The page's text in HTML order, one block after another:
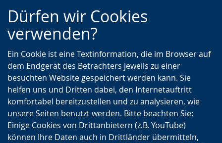
Zur
Hauptnavigation
Zur
Seitennavigation
Zum
Inhalt
Dürfen wir Cookies
verwenden?
Ein Cookie ist eine Textinformation, die im Browser auf
dem Endgerät des Betrachters jeweils zu einer
besuchten Website gespeichert werden kann. Sie
helfen uns und Dritten dabei, den Internetauftritt
komfortabel bereitzustellen und zu analysieren, wie
unsere Seiten benutzt werden. Bitte beachten Sie:
Einige Cookies von Drittanbietern (z.B. YouTube)
können Ihre Daten auch in Drittländer übermitteln,